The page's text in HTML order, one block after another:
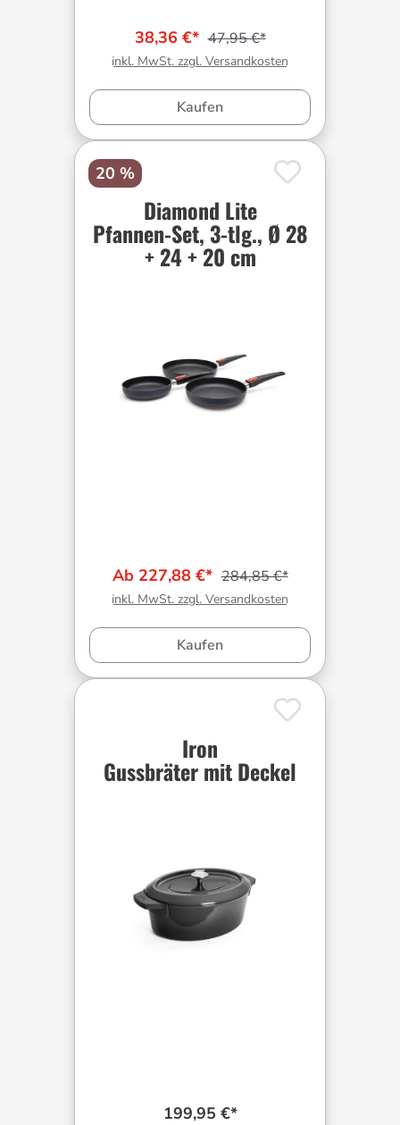
38,36 €* 47,95 €*
inkl. MwSt. zzgl. Versandkosten
Kaufen
20 %
Diamond Lite
Pfannen-Set, 3-tlg., Ø 28
+ 24 + 20 cm
Ab 227,88 €* 284,85 €*
inkl. MwSt. zzgl. Versandkosten
Kaufen
Iron
Gussbräter mit Deckel
199,95 €*